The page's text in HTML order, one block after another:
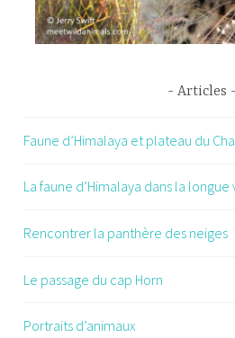
Articles
Faune d’Himalaya et plateau du
La faune d’Himalaya dans la longue
Rencontrer la panthère des neiges
Le passage du cap Horn
Portraits d’animaux